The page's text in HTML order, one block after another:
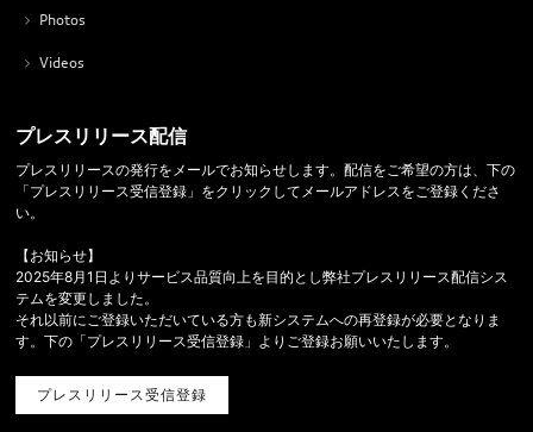
Photos
Videos
プレスリリース配信
プレスリリースの発行をメールでお知らせします。配信をご希望の方は、下の
「プレスリリース受信登録」をクリックしてメールアドレスをご登録くださ
い。
【お知らせ】
2025年8月1日よりサービス品質向上を目的とし弊社プレスリリース配信シス
テムを変更しました。
それ以前にご登録いただいている方も新システムへの再登録が必要となりま
す。下の「プレスリリース受信登録」よりご登録お願いいたします。
プレスリリース受信登録